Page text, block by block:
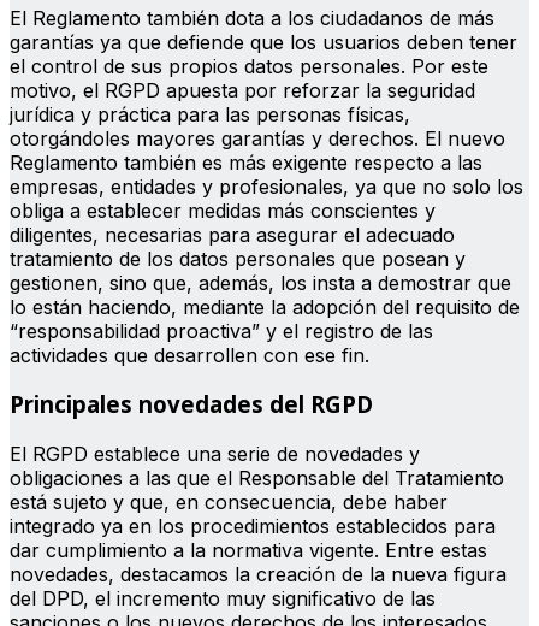
El Reglamento también dota a los ciudadanos de más
garantías ya que defiende que los usuarios deben tener
el control de sus propios datos personales. Por este
motivo, el RGPD apuesta por reforzar la seguridad
jurídica y práctica para las personas físicas,
otorgándoles mayores garantías y derechos. El nuevo
Reglamento también es más exigente respecto a las
empresas, entidades y profesionales, ya que no solo los
obliga a establecer medidas más conscientes y
diligentes, necesarias para asegurar el adecuado
tratamiento de los datos personales que posean y
gestionen, sino que, además, los insta a demostrar que
lo están haciendo, mediante la adopción del requisito de
“responsabilidad proactiva” y el registro de las
actividades que desarrollen con ese fin.
Principales novedades del RGPD
El RGPD establece una serie de novedades y
obligaciones a las que el Responsable del Tratamiento
está sujeto y que, en consecuencia, debe haber
integrado ya en los procedimientos establecidos para
dar cumplimiento a la normativa vigente. Entre estas
novedades, destacamos la creación de la nueva figura
del DPD, el incremento muy significativo de las